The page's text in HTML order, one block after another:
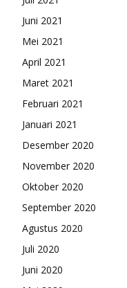
Juni 2021
Mei 2021
April 2021
Maret 2021
Februari 2021
Januari 2021
Desember 2020
November 2020
Oktober 2020
September 2020
Agustus 2020
Juli 2020
Juni 2020